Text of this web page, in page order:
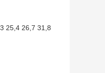
25,4 26,7 31,8